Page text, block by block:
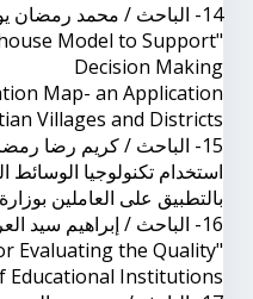
14- الباحث / محمد رمضان يوسف عطية عن رسالته بعنوان:
Model to Support
Decision Making
Map- an Application
Villages and Districts"
15- الباحث / كريم رضا
استخدام تكنولوجيا الوسائط
بالتطبيق على العاملين
16- الباحث / إبراهيم سيد العربى محمد عن رسالته بعنوان:
"Using Data Mining Model for Evaluating the Quality
Educational Institutions"